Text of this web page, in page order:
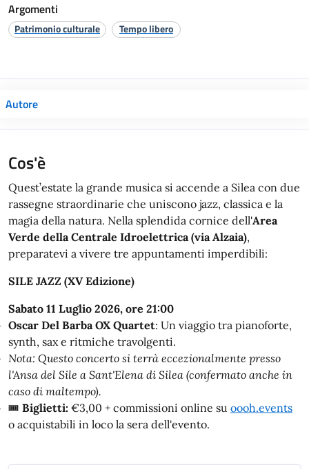
Argomenti
Patrimonio culturale Tempo libero
Autore
Cos'è
Quest’estate la grande musica si accende a Silea con due
rassegne straordinarie che uniscono jazz, classica e la
magia della natura. Nella splendida cornice dell'Area
Verde della Centrale Idroelettrica (via Alzaia),
preparatevi a vivere tre appuntamenti imperdibili:
SILE JAZZ (XV Edizione)
Sabato 11 Luglio 2026, ore 21:00
Oscar Del Barba OX Quartet: Un viaggio tra pianoforte,
synth, sax e ritmiche travolgenti.
Nota: Questo concerto si terrà eccezionalmente presso
l'Ansa del Sile a Sant'Elena di Silea (confermato anche in
caso di maltempo).
🎟️ Biglietti: €3,00 + commissioni online su oooh.events
o acquistabili in loco la sera dell'evento.